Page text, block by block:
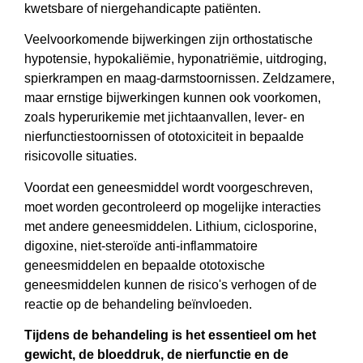
kwetsbare of niergehandicapte patiënten.
Veelvoorkomende bijwerkingen zijn orthostatische
hypotensie, hypokaliëmie, hyponatriëmie, uitdroging,
spierkrampen en maag-darmstoornissen. Zeldzamere,
maar ernstige bijwerkingen kunnen ook voorkomen,
zoals hyperurikemie met jichtaanvallen, lever- en
nierfunctiestoornissen of ototoxiciteit in bepaalde
risicovolle situaties.
Voordat een geneesmiddel wordt voorgeschreven,
moet worden gecontroleerd op mogelijke interacties
met andere geneesmiddelen. Lithium, ciclosporine,
digoxine, niet-steroïde anti-inflammatoire
geneesmiddelen en bepaalde ototoxische
geneesmiddelen kunnen de risico's verhogen of de
reactie op de behandeling beïnvloeden.
Tijdens de behandeling is het essentieel om het
gewicht, de bloeddruk, de nierfunctie en de